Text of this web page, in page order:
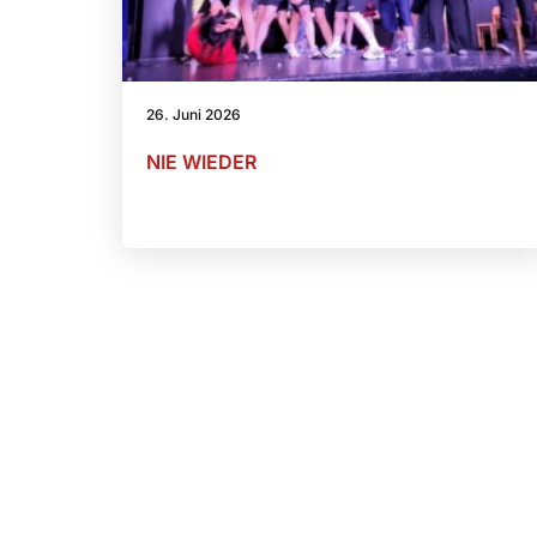
26. Juni 2026
NIE WIEDER